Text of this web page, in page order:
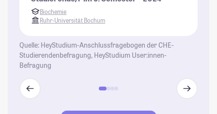
Biochemie
Ruhr-Universität Bochum
Quelle: HeyStudium-Anschlussfragebogen der CHE-
Studierendenbefragung, HeyStudium User:innen-
Befragung